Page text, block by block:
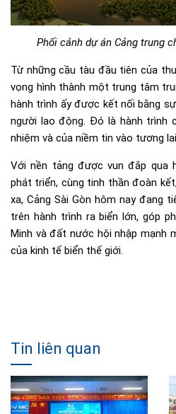
Phối cảnh dự án Cảng trung
Từ những cầu tàu đầu tiên của
vọng hình thành một trung tâm
hành trình ấy được kết nối bằng
người lao động. Đó là hành trình
nhiệm và của niềm tin vào tương
Với nền tảng được vun đắp qua
phát triển, cùng tinh thần đoàn
xa, Cảng Sài Gòn hôm nay đang
trên hành trình ra biển lớn, góp
Minh và đất nước hội nhập mạnh
của kinh tế biển thế giới.
Tin liên quan